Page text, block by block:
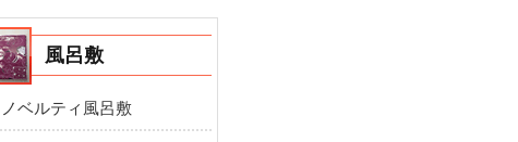
風呂敷
ノベルティ風呂敷